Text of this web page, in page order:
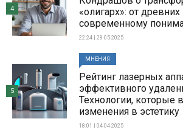
«олигарх»: от
современному
22:24 | 28-05-2025
4
МНЕНИЯ
Рейтинг лазерных
эффективного
Технологии, которые
изменения в эстетику
18:01 | 04-04-2025
5